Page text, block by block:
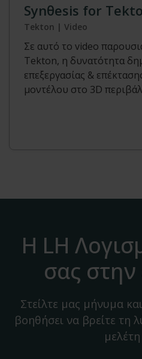
Synθesis for
Tekton | Video
Σε αυτό το video
Tekton, η δυνατότητα
επεξεργασίας &
μοντέλου στο 3D
Η LH
σας στην
Στείλτε μας μήνυμα
βοηθήσει να βρείτε τη